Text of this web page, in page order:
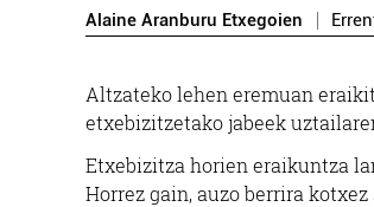
Alaine Aranburu Etxegoien
Altzateko lehen eremuan
etxebizitzetako jabeek
Etxebizitza horien eraikuntza
Horrez gain, auzo berrira